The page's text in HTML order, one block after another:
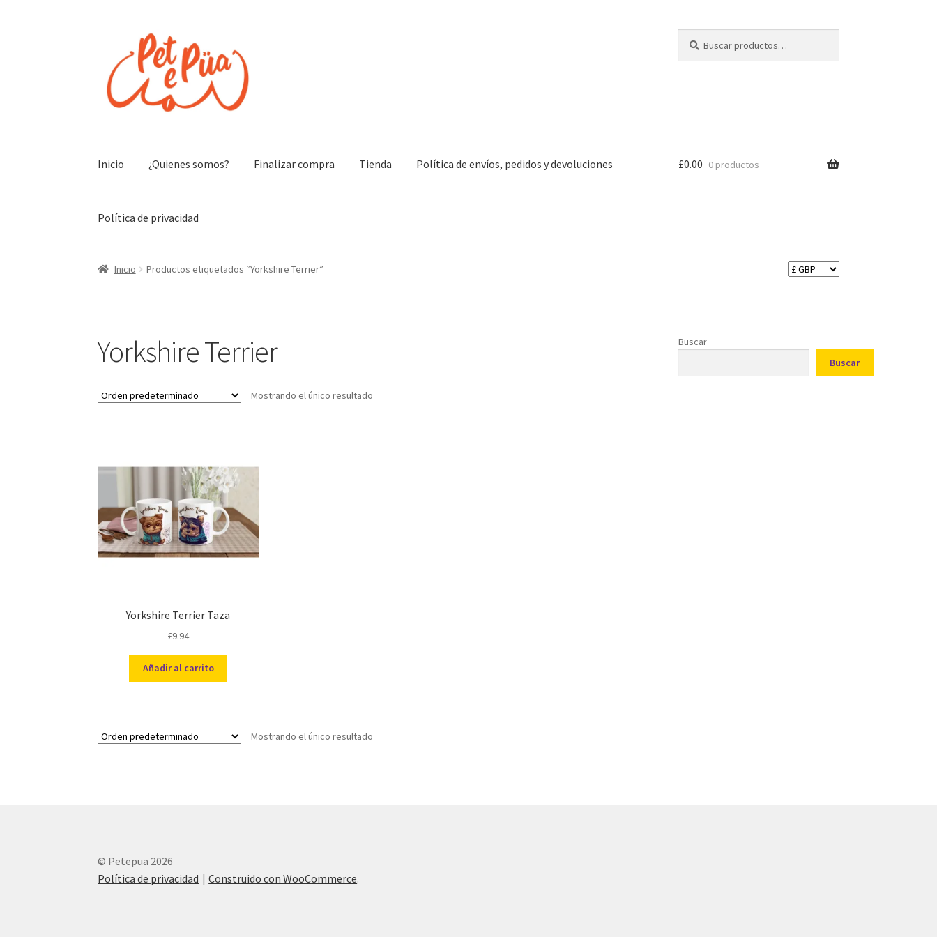
navegación
contenido
por:
Inicio ¿Quienes somos? Finalizar compra Tienda Política de envíos, pedidos y devoluciones
Política de privacidad
£0.00 0 productos
Inicio Productos etiquetados “Yorkshire Terrier”
Yorkshire Terrier
Mostrando el único resultado
Yorkshire Terrier Taza
£9.94
Añadir al carrito
Mostrando el único resultado
Buscar
Buscar
© Petepua 2026
Política de privacidad
Construido con WooCommerce.